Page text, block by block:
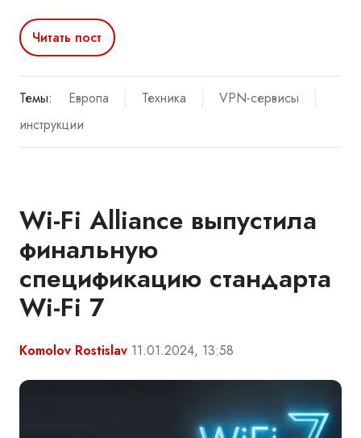
Читать пост
Темы: Европа Техника
VPN-сервисы
инструкции
Wi-Fi Alliance выпустила
финальную
спецификацию стандарта
Wi-Fi 7
Komolov Rostislav 11.01.2024, 13:58